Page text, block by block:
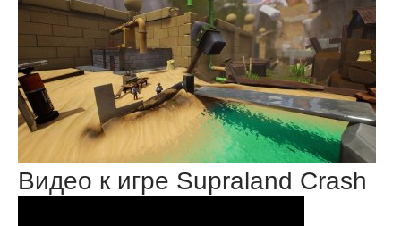
Видео к игре Supraland Crash